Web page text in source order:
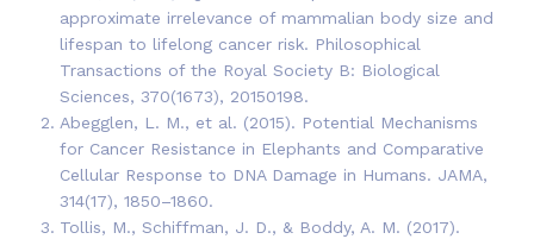
approximate irrelevance of mammalian body size and
lifespan to lifelong cancer risk. Philosophical
Transactions of the Royal Society B: Biological
Sciences, 370(1673), 20150198.
Abegglen, L. M., et al. (2015). Potential Mechanisms
for Cancer Resistance in Elephants and Comparative
Cellular Response to DNA Damage in Humans. JAMA,
314(17), 1850–1860.
Tollis, M., Schiffman, J. D., & Boddy, A. M. (2017).